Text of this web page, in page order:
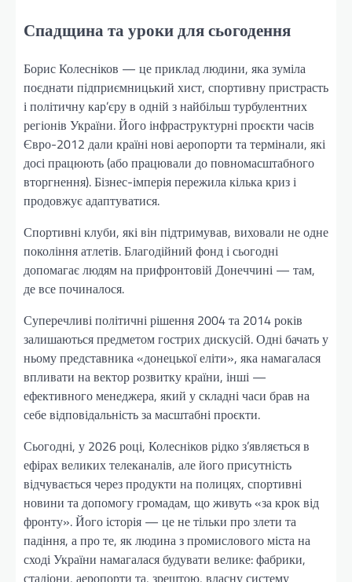
Спадщина та уроки для сьогодення
Борис Колесніков — це приклад людини, яка зуміла
поєднати підприємницький хист, спортивну пристрасть
і політичну кар’єру в одній з найбільш турбулентних
регіонів України. Його інфраструктурні проєкти часів
Євро-2012 дали країні нові аеропорти та термінали, які
досі працюють (або працювали до повномасштабного
вторгнення). Бізнес-імперія пережила кілька криз і
продовжує адаптуватися.
Спортивні клуби, які він підтримував, виховали не одне
покоління атлетів. Благодійний фонд і сьогодні
допомагає людям на прифронтовій Донеччині — там,
де все починалося.
Суперечливі політичні рішення 2004 та 2014 років
залишаються предметом гострих дискусій. Одні бачать у
ньому представника «донецької еліти», яка намагалася
впливати на вектор розвитку країни, інші —
ефективного менеджера, який у складні часи брав на
себе відповідальність за масштабні проєкти.
Сьогодні, у 2026 році, Колесніков рідко з’являється в
ефірах великих телеканалів, але його присутність
відчувається через продукти на полицях, спортивні
новини та допомогу громадам, що живуть «за крок від
фронту». Його історія — це не тільки про злети та
падіння, а про те, як людина з промислового міста на
сході України намагалася будувати велике: фабрики,
стадіони, аеропорти та, зрештою, власну систему